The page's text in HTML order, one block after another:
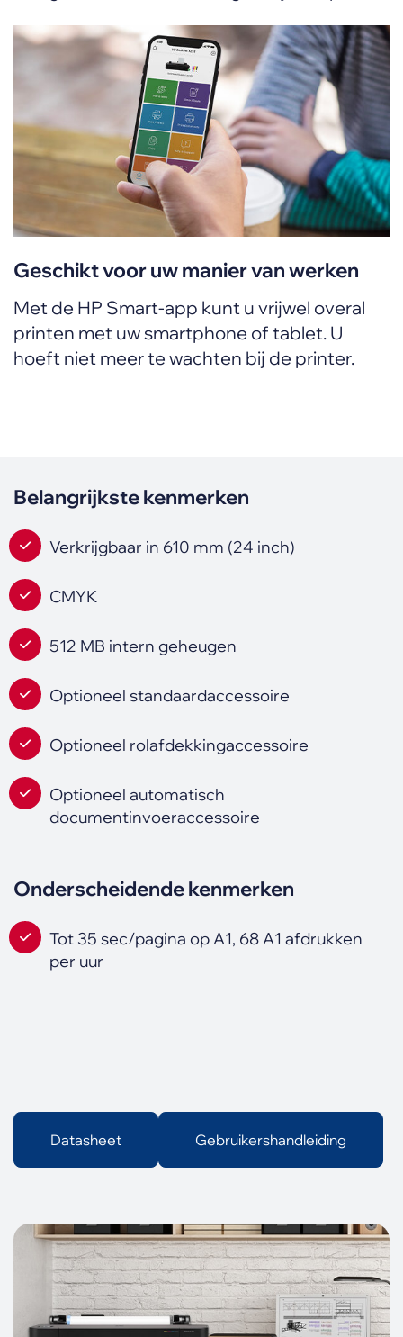
Geschikt voor uw manier van werken
Met de HP Smart-app kunt u vrijwel overal
printen met uw smartphone of tablet. U
hoeft niet meer te wachten bij de printer.
Belangrijkste kenmerken
Verkrijgbaar in 610 mm (24 inch)
CMYK
512 MB intern geheugen
Optioneel standaardaccessoire
Optioneel rolafdekkingaccessoire
Optioneel automatisch
documentinvoeraccessoire
Onderscheidende kenmerken
Tot 35 sec/pagina op A1, 68 A1 afdrukken
per uur
Datasheet Gebruikershandleiding